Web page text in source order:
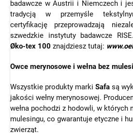
badawcze w Austrii i Niemczech i
tradycją w przemyśle
certyfikację przeprowadzają
szwedzkie instytuty badawcze
Øko-tex 100 znajdziesz tutaj:
Owce merynosowe i wełna bez
Wszystkie produkty marki Safa są
jakości wełny merynosowej.
wełna pochodzi z hodowli, w których
mulesingu, co gwarantuje etyczne i
zwierząt.